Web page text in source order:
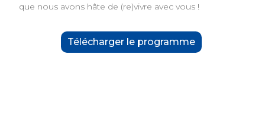
que nous avons hâte de (re)vivre avec vous !
Télécharger le programme